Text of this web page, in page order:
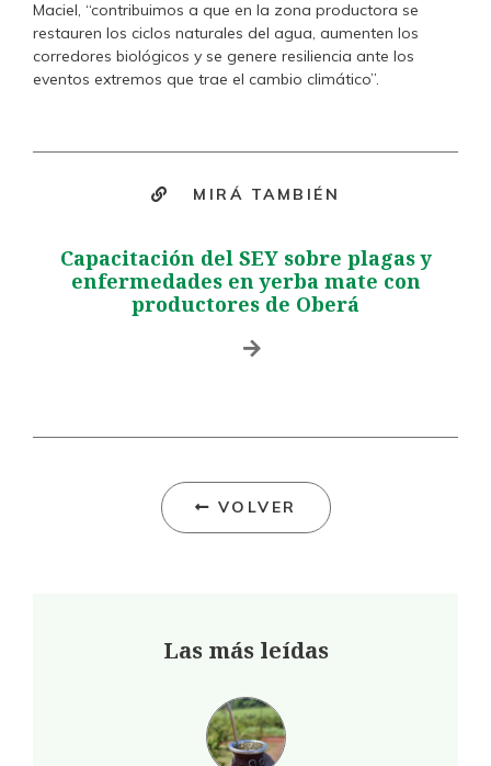
Maciel, “contribuimos a que en la zona productora se
restauren los ciclos naturales del agua, aumenten los
corredores biológicos y se genere resiliencia ante los
eventos extremos que trae el cambio climático”.
MIRÁ TAMBIÉN
Capacitación del SEY sobre plagas y
enfermedades en yerba mate con
productores de Oberá
VOLVER
Las más leídas